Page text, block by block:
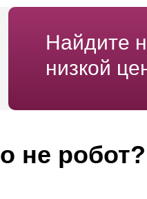
Найдите
низкой
не робот?